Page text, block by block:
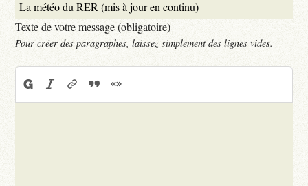
Texte de votre message (obligatoire)
Pour créer des paragraphes, laissez simplement des lignes vides.